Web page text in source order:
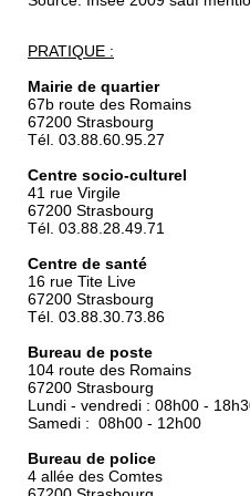
Trois blessés légers
l'incendie d'une cabine
de peinture
24 septembre 2019
La maison du compost
recherche une
en service civique
18 octobre 2018
L’isolement des
n’est pas une fatalité
18 octobre 2018
J'ai tenté le loto-
18 octobre 2018
PRATIQUE :
Mairie de quartier
67b route des Romains
67200 Strasbourg
Tél. 03.88.60.95.27
Centre socio-culturel
41 rue Virgile
67200 Strasbourg
Tél. 03.88.28.49.71
Centre de santé
16 rue Tite Live
67200 Strasbourg
Tél. 03.88.30.73.86
Bureau de poste
104 route des Romains
67200 Strasbourg
Lundi - vendredi : 08h00 -
Samedi : 08h00 - 12h00
Bureau de police
4 allée des Comtes